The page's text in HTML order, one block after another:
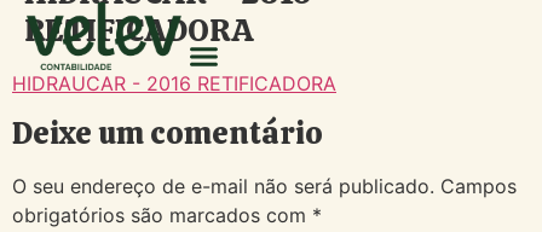
RETIFICADORA
HIDRAUCAR - 2016 RETIFICADORA
Deixe um comentário
O seu endereço de e-mail não será publicado. Campos
obrigatórios são marcados com *